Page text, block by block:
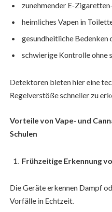
zunehmender E-
heimliches Vapen in
gesundheitliche Bedenken
schwierige Kontrolle ohne
Detektoren bieten hier eine
Regelverstöße schneller zu
Vorteile von Vape- und
Schulen
Frühzeitige Erkennung
Die Geräte erkennen Dampf
Vorfälle in Echtzeit.